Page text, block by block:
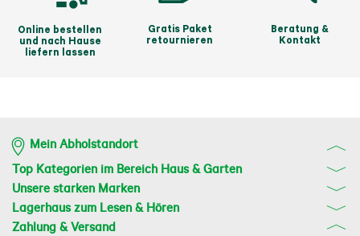
Online bestellen
und nach Hause
liefern lassen
Gratis Paket
retournieren
Beratung &
Kontakt
Mein Abholstandort
Top Kategorien im Bereich Haus & Garten
Unsere starken Marken
Lagerhaus zum Lesen & Hören
Zahlung & Versand